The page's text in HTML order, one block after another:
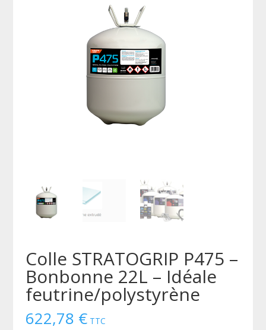
Colle STRATOGRIP P475 –
Bonbonne 22L – Idéale
feutrine/polystyrène
622,78 € TTC